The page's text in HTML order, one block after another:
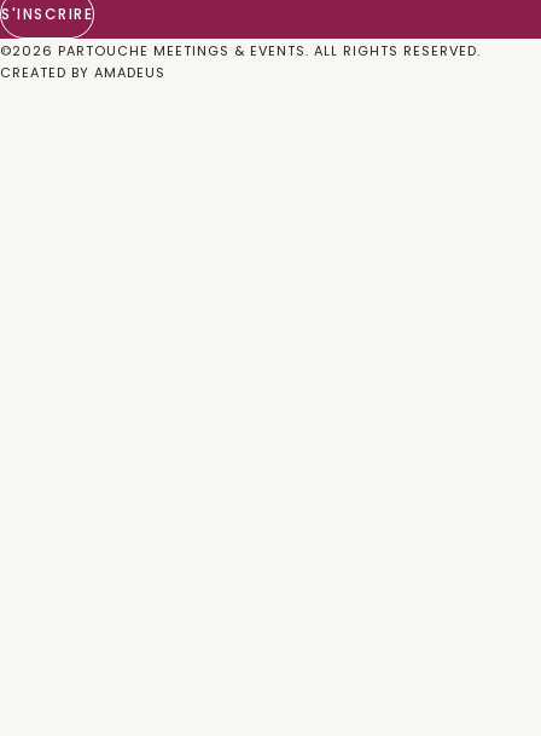
S'INSCRIRE
©2026 PARTOUCHE MEETINGS & EVENTS. ALL RIGHTS RESERVED.
CREATED BY AMADEUS